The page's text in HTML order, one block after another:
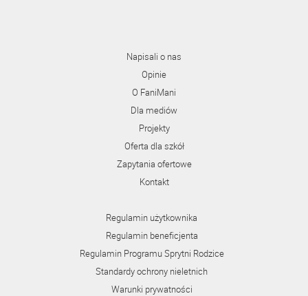
Napisali o nas
Opinie
O FaniMani
Dla mediów
Projekty
Oferta dla szkół
Zapytania ofertowe
Kontakt
Regulamin użytkownika
Regulamin beneficjenta
Regulamin Programu Sprytni Rodzice
Standardy ochrony nieletnich
Warunki prywatności